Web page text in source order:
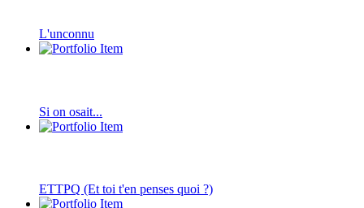
L'unconnu
Si on osait...
ETTPQ (Et toi t'en penses quoi ?)